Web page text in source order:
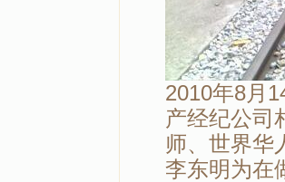
2010年8月
产经纪公司
师、世界华
李东明为在